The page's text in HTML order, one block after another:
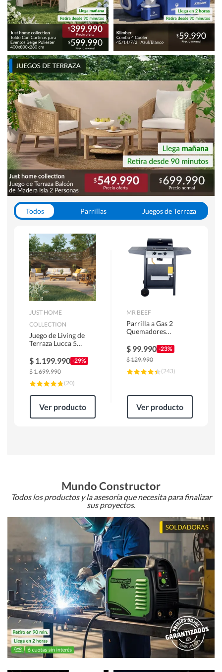
Todos Parrillas
Juegos de Terraza
JUST HOME
COLLECTION
Juego de Living de
Terraza Lucca 5
$ 1.199.990 -29%
$1.699.990
(20)
Ver producto
MR BEEF
Parrilla a Gas 2
Quemadores
$ 99.990 -23%
$129.990
(243)
Ver producto
Mundo Constructor
Todos los productos y la asesoría que necesita para finalizar
sus proyectos.